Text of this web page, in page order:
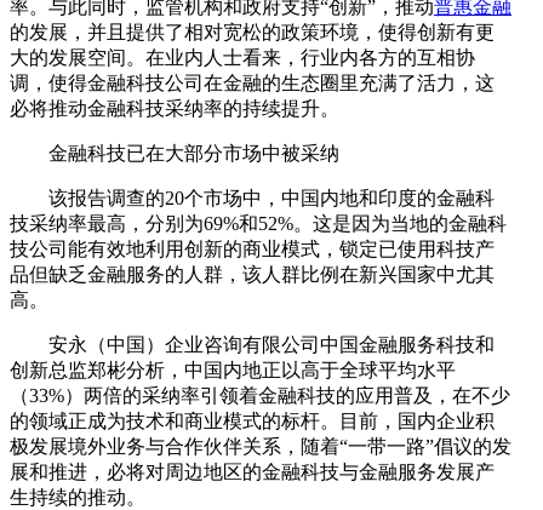
率。与此同时，监管机构和政府支持“创新”，推动普惠金融
的发展，并且提供了相对宽松的政策环境，使得创新有更
大的发展空间。在业内人士看来，行业内各方的互相协
调，使得金融科技公司在金融的生态圈里充满了活力，这
必将推动金融科技采纳率的持续提升。
金融科技已在大部分市场中被采纳
该报告调查的20个市场中，中国内地和印度的金融科
技采纳率最高，分别为69%和52%。这是因为当地的金融科
技公司能有效地利用创新的商业模式，锁定已使用科技产
品但缺乏金融服务的人群，该人群比例在新兴国家中尤其
高。
安永（中国）企业咨询有限公司中国金融服务科技和
创新总监郑彬分析，中国内地正以高于全球平均水平
（33%）两倍的采纳率引领着金融科技的应用普及，在不少
的领域正成为技术和商业模式的标杆。目前，国内企业积
极发展境外业务与合作伙伴关系，随着“一带一路”倡议的发
展和推进，必将对周边地区的金融科技与金融服务发展产
生持续的推动。